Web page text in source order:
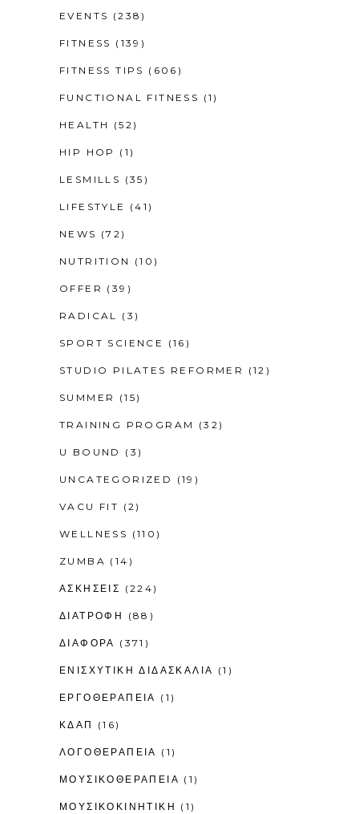
EVENTS (238)
FITNESS (139)
FITNESS TIPS (606)
FUNCTIONAL FITNESS (1)
HEALTH (52)
HIP HOP (1)
LESMILLS (35)
LIFESTYLE (41)
NEWS (72)
NUTRITION (10)
OFFER (39)
RADICAL (3)
SPORT SCIENCE (16)
STUDIO PILATES REFORMER (12)
SUMMER (15)
TRAINING PROGRAM (32)
U BOUND (3)
UNCATEGORIZED (19)
VACU FIT (2)
WELLNESS (110)
ZUMBA (14)
ΑΣΚΗΣΕΙΣ (224)
ΔΙΑΤΡΟΦΗ (88)
ΔΙΑΦΟΡΑ (371)
ΕΝΙΣΧΥΤΙΚΉ ΔΙΔΑΣΚΑΛΊΑ (1)
ΕΡΓΟΘΕΡΑΠΕΊΑ (1)
ΚΔΑΠ (16)
ΛΟΓΟΘΕΡΑΠΕΊΑ (1)
ΜΟΥΣΙΚΟΘΕΡΑΠΕΊΑ (1)
ΜΟΥΣΙΚΟΚΙΝΗΤΙΚΉ (1)